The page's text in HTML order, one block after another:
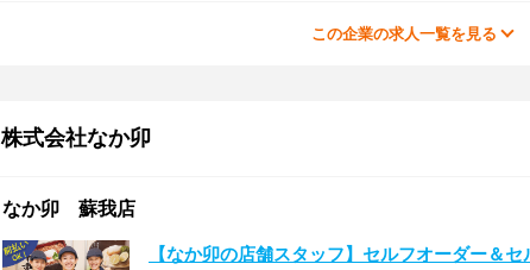
この企業の求人一覧を見る
株式会社なか卯
なか卯 蘇我店
【なか卯の店舗スタッフ】セルフオーダー＆